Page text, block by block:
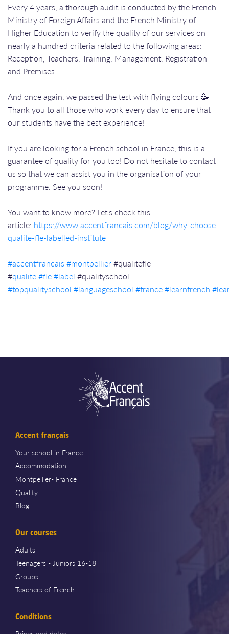
Every 4 years, a thorough audit is conducted by the French
Ministry of Foreign Affairs and the French Ministry of
Higher Education to verify the quality of our services on
nearly a hundred criteria related to the following areas:
Reception, Teachers, Training, Management, Registration
and Premises.
And once again, we passed the test with flying colours 🥳
Thank you to all those who work every day to ensure that
our students have the best experience!
If you are looking for a French school in France, this is a
guarantee of quality for you too! Do not hesitate to contact
us so that we can assist you in the organisation of your
programme. See you soon!
You want to know more? Let's check this
article: https://www.accentfrancais.com/blog/why-choose-
qualite-fle-labelled-institute
#accentfrancais #montpellier#qualitefle
#qualite#fle#label #qualityschool
#topqualityschool #languageschool #france#learnfrench
Accent français
Your school in France
Accommodation
Montpellier- France
Quality
Blog
Our courses
Adults
Teenagers - Juniors 16-18
Groups
Teachers of French
Conditions